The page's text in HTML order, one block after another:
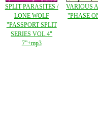
SPLIT PARASITES /
LONE WOLF
"PASSPORT SPLIT
SERIES VOL.4"
7”+mp3
VARIOUS
"PHASE